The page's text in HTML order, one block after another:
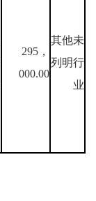
295，
000.00
其他未
列明行
业